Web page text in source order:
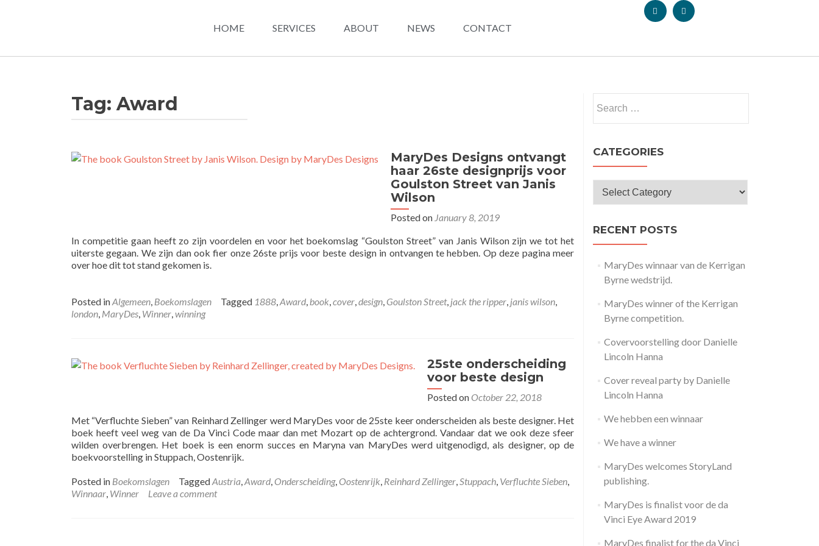
HOME SERVICES ABOUT NEWS CONTACT
Tag: Award
MaryDes Designs ontvangt
haar 26ste designprijs voor
Goulston Street van Janis
Wilson
Posted on January 8, 2019
In competitie gaan heeft zo zijn voordelen en voor het boekomslag “Goulston Street” van Janis Wilson zijn we tot het
uiterste gegaan. We zijn dan ook fier onze 26ste prijs voor beste design in ontvangen te hebben. Op deze pagina meer
over hoe dit tot stand gekomen is.
Posted inAlgemeen, Boekomslagen Tagged 1888,Award, book,cover,design, Goulston Street, jack the ripper, janis wilson,
london, MaryDes, Winner,winning
25ste onderscheiding
voor beste design
Posted on October 22, 2018
Met “Verfluchte Sieben” van Reinhard Zellinger werd MaryDes voor de 25ste keer onderscheiden als beste designer. Het
boek heeft veel weg van de Da Vinci Code maar dan met Mozart op de achtergrond. Vandaar dat we ook deze sfeer
wilden overbrengen. Het boek is een enorm succes en Maryna van MaryDes werd uitgenodigd, als designer, op de
boekvoorstelling in Stuppach, Oostenrijk.
Posted in Boekomslagen TaggedAustria,Award, Onderscheiding, Oostenrijk, Reinhard Zellinger,Stuppach, Verfluchte Sieben,
Winnaar, Winner Leave a comment
CATEGORIES
RECENT POSTS
MaryDes winnaar van de Kerrigan
Byrne wedstrijd.
MaryDes winner of the Kerrigan
Byrne competition.
Covervoorstelling door Danielle
Lincoln Hanna
Cover reveal party by Danielle
Lincoln Hanna
We hebben een winnaar
We have a winner
MaryDes welcomes StoryLand
publishing.
MaryDes is finalist voor de da
Vinci Eye Award 2019
MaryDes finalist for the da Vinci